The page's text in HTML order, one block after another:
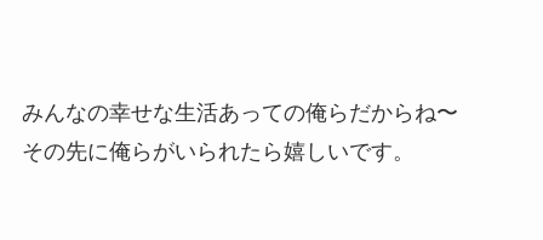
みんなの幸せな生活あっての俺らだからね〜
その先に俺らがいられたら嬉しいです。